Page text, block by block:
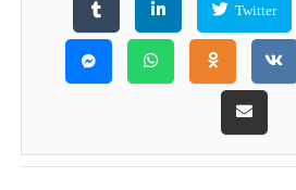
Twitter